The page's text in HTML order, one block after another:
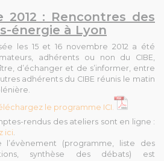
2012 : Rencontres des
énergie à Lyon
les 15 et 16 novembre 2012 a été
adhérents ou non du CIBE,
d’échanger et de s’informer, entre
adhérents du CIBE réunis le matin
le programme ICI.
rendus des ateliers sont en ligne :
ici.
(programme, liste des
synthèse des débats) est